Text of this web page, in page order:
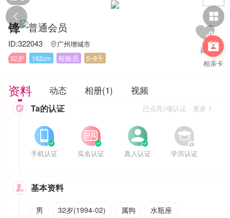
 

相亲卡
锋
ID:322043 广州增城市
32岁
162cm 检验员 5~8千
资料 动态 相册(1) 视频
 Ta的认证 已点亮3项认证 更多


手机认证


实名认证


真人认证


学历认证
 基本资料
男 32岁(1994-02) 属狗
水瓶座